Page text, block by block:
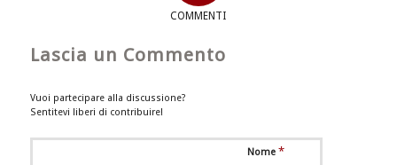
COMMENTI
Lascia un Commento
Vuoi partecipare alla discussione?
Sentitevi liberi di contribuire!
Nome *